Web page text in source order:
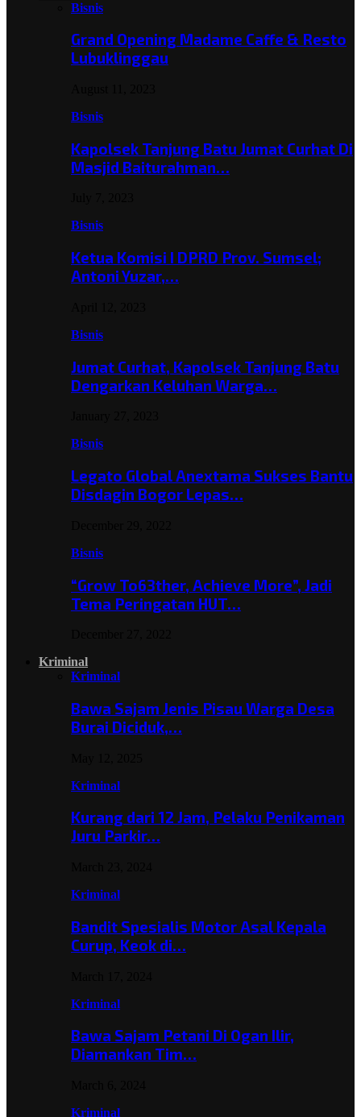
Bisnis
Grand Opening Madame Caffe & Resto
Lubuklinggau
Bisnis
Kapolsek Tanjung Batu Jumat Curhat Di
Masjid Baiturahman…
Bisnis
Ketua Komisi I DPRD Prov. Sumsel;
Antoni Yuzar,…
Bisnis
Jumat Curhat, Kapolsek Tanjung Batu
Dengarkan Keluhan Warga…
Bisnis
Legato Global Anextama Sukses Bantu
Disdagin Bogor Lepas…
Bisnis
“Grow To63ther, Achieve More”, Jadi
Tema Peringatan HUT…
Kriminal
Kriminal
Bawa Sajam Jenis Pisau Warga Desa
Burai Diciduk,…
Kriminal
Kurang dari 12 Jam, Pelaku Penikaman
Juru Parkir…
Kriminal
Bandit Spesialis Motor Asal Kepala
Curup, Keok di…
Kriminal
Bawa Sajam Petani Di Ogan Ilir,
Diamankan Tim…
Kriminal